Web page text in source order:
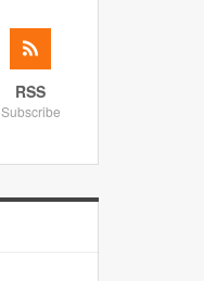
RSS
Subscribe